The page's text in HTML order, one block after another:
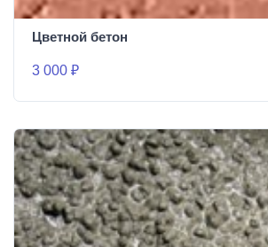
Цветной бетон
3 000 ₽